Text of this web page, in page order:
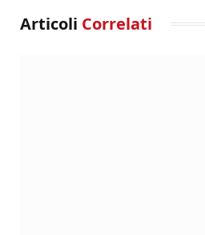
Articoli Correlati